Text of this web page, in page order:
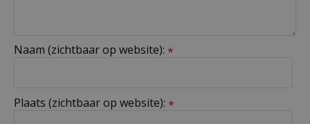
Naam (zichtbaar op website): *
Plaats (zichtbaar op website): *